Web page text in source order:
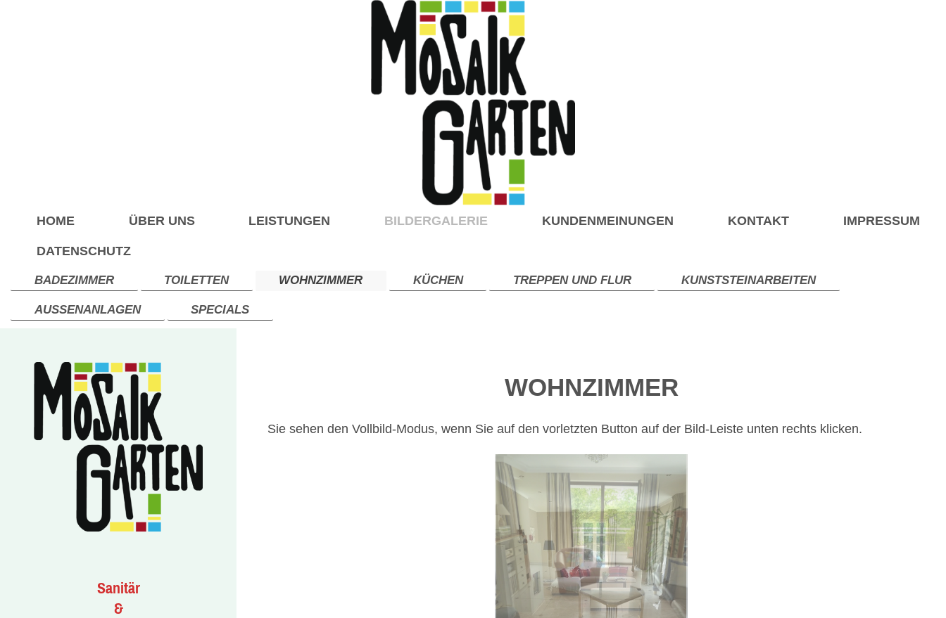
HOME ÜBER UNS LEISTUNGEN BILDERGALERIE KUNDENMEINUNGEN KONTAKT IMPRESSUM
DATENSCHUTZ
BADEZIMMER TOILETTEN WOHNZIMMER KÜCHEN TREPPEN UND FLUR KUNSTSTEINARBEITEN
AUSSENANLAGEN SPECIALS
WOHNZIMMER
Sie sehen den Vollbild-Modus, wenn Sie auf den vorletzten Button auf der Bild-Leiste unten rechts klicken.
Sanitär
&